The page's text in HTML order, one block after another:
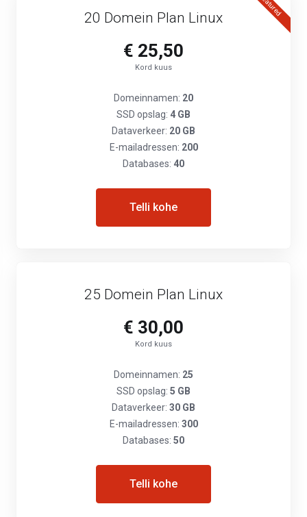
20 Domein Plan Linux
€ 25,50
Kord kuus
Domeinnamen: 20
SSD opslag: 4 GB
Dataverkeer: 20 GB
E-mailadressen: 200
Databases: 40
Telli kohe
25 Domein Plan Linux
€ 30,00
Kord kuus
Domeinnamen: 25
SSD opslag: 5 GB
Dataverkeer: 30 GB
E-mailadressen: 300
Databases: 50
Telli kohe